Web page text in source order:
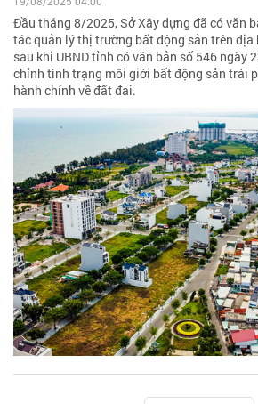
Đầu tháng 8/2025, Sở Xây dựng đã có văn
tác quản lý thị trường bất động sản trên
sau khi UBND tỉnh có văn bản số 546 ngày
chỉnh tình trạng môi giới bất động sản trái
hành chính về đất đai.